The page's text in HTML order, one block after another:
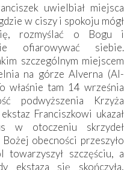
uwielbiał miejsca
w ciszy i spokoju mógł
rozmyślać o Bogu i
ofiarowywać siebie.
szczególnym miejscem
na górze Alverna (Al-
właśnie tam 14 września
podwyższenia Krzyża
Franciszkowi ukazał
w otoczeniu skrzydeł
obecności przeszyło
szczęściu, a
ekstaza się skończyła,